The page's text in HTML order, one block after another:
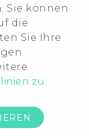
Sie können
die
Sie Ihre
zu